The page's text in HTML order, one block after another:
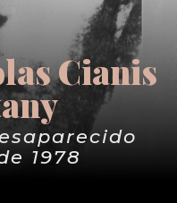
Cianis
1978